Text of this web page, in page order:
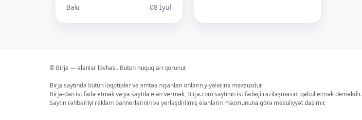
Bakı 08 İyul
© Birja — elanlar lövhəsi. Bütün hüquqları qorunur
Birja saytında bütün loqotiplər və əmtəə nişanları onların yiyələrinə məxsusdur.
Birja-dan istifadə etmək və ya saytda elan vermək, Birja.com saytının istifadəçi razılaşmasını qəbul etmək deməkdir.
Saytın rəhbərliyi reklam bannerlərinin və yerləşdirilmiş elanların məzmununa görə məsuliyyət daşımır.